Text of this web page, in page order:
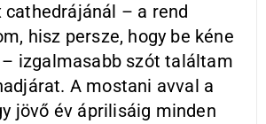
cathedrájánál – a rend
hisz persze, hogy be kéne
izgalmasabb szót találtam
A mostani avval a
jövő év áprilisáig minden